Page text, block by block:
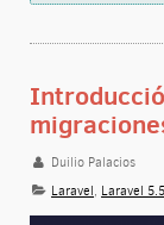
Duilio Palacios
Laravel, Laravel 5.5